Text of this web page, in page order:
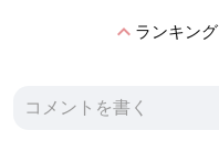
expand_lessランキン